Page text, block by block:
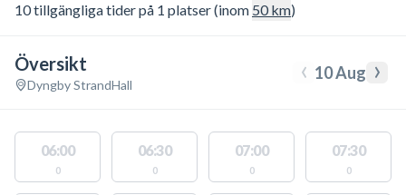
10 tillgängliga tider på 1 platser (inom 50km)
Översikt
Dyngby StrandHall ‹ 10 Aug ›
06:00
0
06:30
0
07:00
0
07:30
0